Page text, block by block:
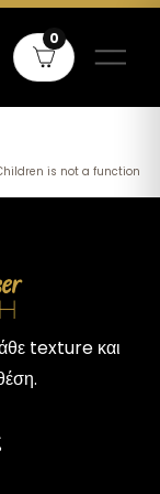
και άνω των
0
is not a function
texture και